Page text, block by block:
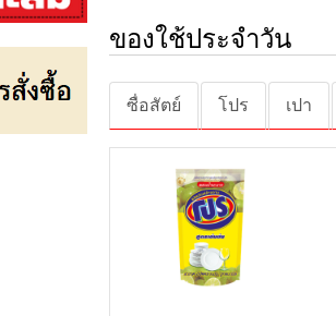
ของใช้ประจำวัน
ซื่อสัตย์ โปร เปา